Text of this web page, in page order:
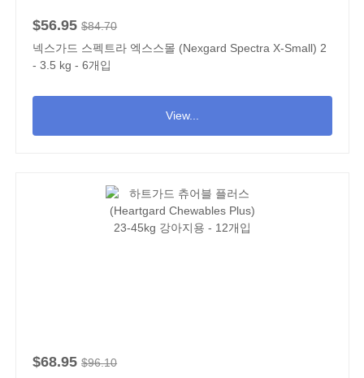
$56.95 $84.70
넥스가드 스펙트라 엑스스몰 (Nexgard Spectra X-Small) 2
- 3.5 kg - 6개입
View...
$68.95 $96.10